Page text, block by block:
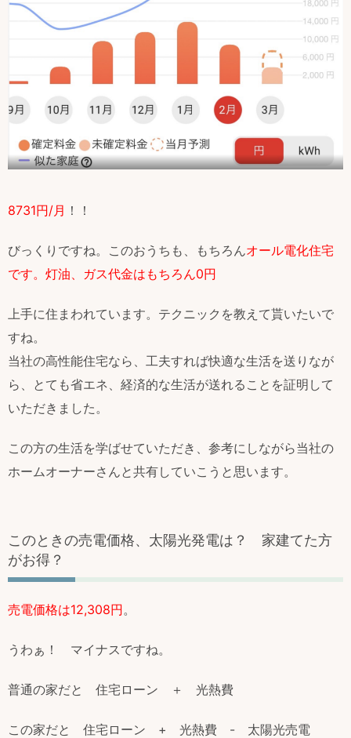
8731円/月 ！！
びっくりですね。このおうちも、もちろんオール電化住宅
です。灯油、ガス代金はもちろん0円
上手に住まわれています。テクニックを教えて貰いたいで
すね。
当社の高性能住宅なら、工夫すれば快適な生活を送りなが
ら、とても省エネ、経済的な生活が送れることを証明して
いただきました。
この方の生活を学ばせていただき、参考にしながら当社の
ホームオーナーさんと共有していこうと思います。
このときの売電価格、太陽光発電は？ 家建てた方
がお得？
売電価格は12,308円。
うわぁ！ マイナスですね。
普通の家だと 住宅ローン ＋ 光熱費
この家だと 住宅ローン + 光熱費 - 太陽光売電